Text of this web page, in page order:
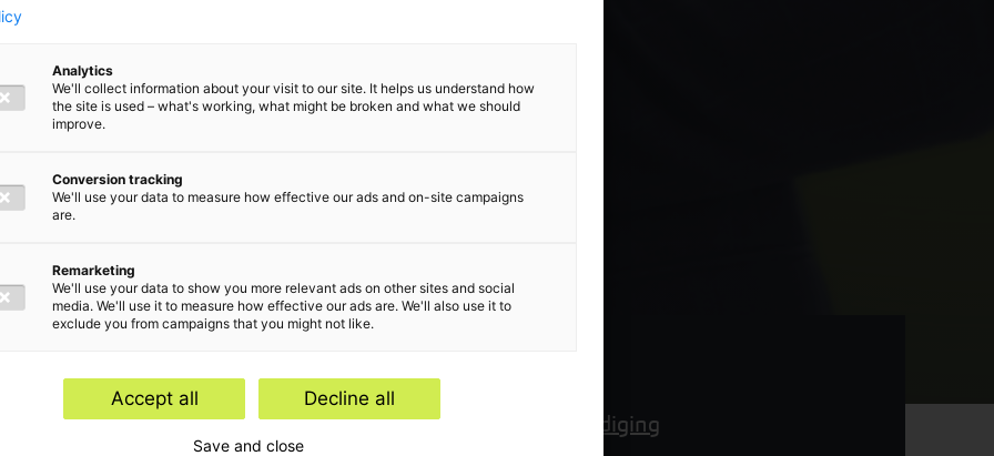
Internationaal btw-advies, Btw-compliance en -vertegenwoordiging
Analytics
We'll collect information about your visit to our site. It helps us understand how
the site is used – what's working, what might be broken and what we should
improve.
Conversion tracking
We'll use your data to measure how effective our ads and on-site campaigns
are.
Remarketing
We'll use your data to show you more relevant ads on other sites and social
media. We'll use it to measure how effective our ads are. We'll also use it to
exclude you from campaigns that you might not like.
Accept all Decline all
Save and close